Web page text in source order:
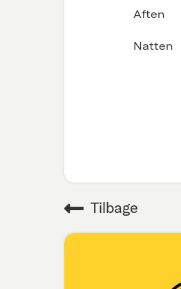
Aften
Natten
Tilbage